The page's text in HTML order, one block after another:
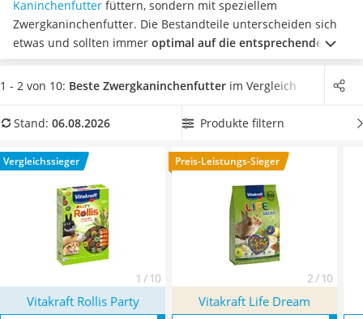
Eiweißpulver
Magnesiumpräparat
Katzenklappe
Nackenmassagegerät
Zeckenschutz Katze
Philips-Sonicare-Zahnbürste
Mineralfutter Pferd
Massagegerät
Kaninchenfutter füttern, sondern mit speziellem
Zwergkaninchenfutter. Die Bestandteile unterscheiden sich
etwas und sollten immer optimal auf die entsprechende
Kaninchenrasse abgestimmt sein. Wählen Sie jetzt ein
Zwergkaninchenfutter aus unserer Vergleichstabelle aus,
auskommt.Je größer die Vielfalt, desto besser wird das Futter
uns hier im August 2026 besonders das ModellVitakraft
Rollis Party* mit seinen Eigenschaften.
1 - 2 von 10: Beste Zwergkaninchenfutter im Vergleich
Stand: 06.08.2026 Produkte filtern
Vergleichssieger
1 / 10
Preis-Leistungs-Sieger
2 / 10
Vitakraft Rollis Party Vitakraft Life Dream